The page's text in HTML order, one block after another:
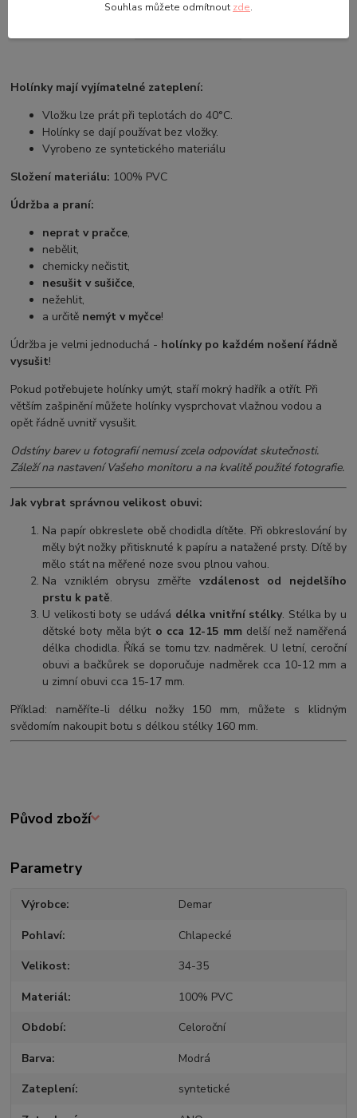
Holínky mají vyjímatelné zateplení:
Vložku lze prát při teplotách do 40°C.
Holínky se dají používat bez vložky.
Vyrobeno ze syntetického materiálu
Složení materiálu: 100% PVC
Údržba a praní:
neprat v pračce,
nebělit,
chemicky nečistit,
nesušit v sušičce,
nežehlit,
a určitě nemýt v myčce!
Údržba je velmi jednoduchá - holínky po každém nošení řádně
vysušit!
Pokud potřebujete holínky umýt, staří mokrý hadřík a otřít. Při
větším zašpinění můžete holínky vysprchovat vlažnou vodou a
opět řádně uvnitř vysušit.
Odstíny barev u fotografií nemusí zcela odpovídat skutečnosti.
Záleží na nastavení Vašeho monitoru a na kvalitě použité fotografie.
Jak vybrat správnou velikost obuvi:
Na papír obkreslete obě chodidla dítěte. Při obkreslování by
měly být nožky přitisknuté k papíru a natažené prsty. Dítě by
mělo stát na měřené noze svou plnou vahou.
Na vzniklém obrysu změřte vzdálenost od nejdelšího
prstu k patě.
U velikosti boty se udává délka vnitřní stélky. Stélka by u
dětské boty měla být o cca 12-15 mmdelší než naměřená
délka chodidla. Říká se tomu tzv. nadměrek. U letní, ceroční
obuvi a bačkůrek se doporučuje nadměrek cca 10-12 mm a
u zimní obuvi cca 15-17 mm.
Příklad: naměříte-li délku nožky 150 mm, můžete s klidným
svědomím nakoupit botu s délkou stélky 160 mm.
Původ zboží
Parametry
Výrobce Demar
Pohlaví Chlapecké
Velikost 34-35
Materiál 100% PVC
Období Celoroční
Barva Modrá
Zateplení syntetické
Souhlas můžete odmítnout zde.